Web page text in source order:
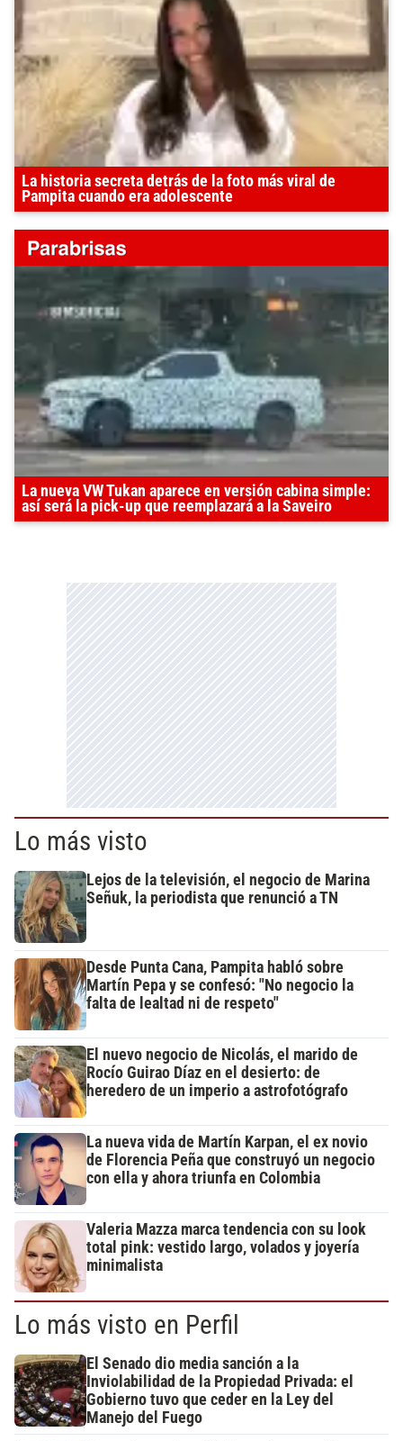
La historia secreta detrás de la foto más viral de
Pampita cuando era adolescente
La nueva VW Tukan aparece en versión cabina simple:
así será la pick-up que reemplazará a la Saveiro
Lo más visto
Lejos de la televisión, el negocio de Marina
Señuk, la periodista que renunció a TN
Desde Punta Cana, Pampita habló sobre
Martín Pepa y se confesó: "No negocio la
falta de lealtad ni de respeto"
El nuevo negocio de Nicolás, el marido de
Rocío Guirao Díaz en el desierto: de
heredero de un imperio a astrofotógrafo
La nueva vida de Martín Karpan, el ex novio
de Florencia Peña que construyó un negocio
con ella y ahora triunfa en Colombia
Valeria Mazza marca tendencia con su look
total pink: vestido largo, volados y joyería
minimalista
Lo más visto en Perfil
El Senado dio media sanción a la
Inviolabilidad de la Propiedad Privada: el
Gobierno tuvo que ceder en la Ley del
Manejo del Fuego